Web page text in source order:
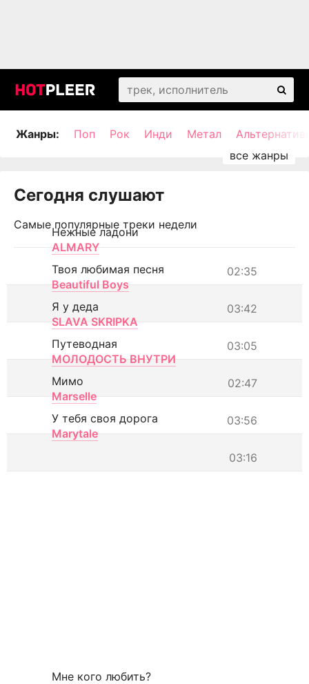
Жанры: Поп Рок Инди Метал
Сегодня слушают
Самые популярные треки недели
Нежные ладони
ALMARY
02:35
Твоя любимая песня
Beautiful Boys
03:42
Я у деда
SLAVA SKRIPKA
03:05
Путеводная
МОЛОДОСТЬ ВНУТРИ
02:47
Мимо
Marselle
03:56
У тебя своя дорога
Marytale
03:16
Мне кого любить?